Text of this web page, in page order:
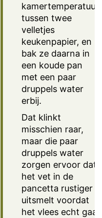
kamertemperatuur
tussen twee
velletjes
keukenpapier, en
bak ze daarna in
een koude pan
met een paar
druppels water
erbij.
Dat klinkt
misschien raar,
maar die paar
druppels water
zorgen ervoor dat
het vet in de
pancetta rustiger
uitsmelt voordat
het vlees echt gaat